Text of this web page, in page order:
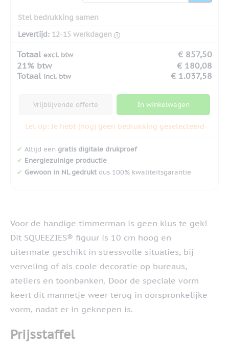
Stel bedrukking samen
Levertijd: 12-15 werkdagen
Totaal excl. btw
€ 857,50
21% btw
€ 180,08
Totaal incl. btw € 1.037,58
Vrijblijvende offerte In winkelwagen
Let op: Je hebt (nog) geen bedrukking geselecteerd
✔ Altijd een gratis digitale drukproef
✔ Energiezuinige productie
✔ Gewoon in NL gedruktdus 100% kwaliteitsgarantie
Voor de handige timmerman is geen klus te gek!
Dit SQUEEZIES® figuur is 10 cm hoog en
uitermate geschikt in stressvolle situaties, bij
verveling of als coole decoratie op bureaus,
ateliers en toonbanken. Door de speciale vorm
keert dit mannetje weer terug in oorspronkelijke
vorm, nadat er in geknepen is.
Prijsstaffel